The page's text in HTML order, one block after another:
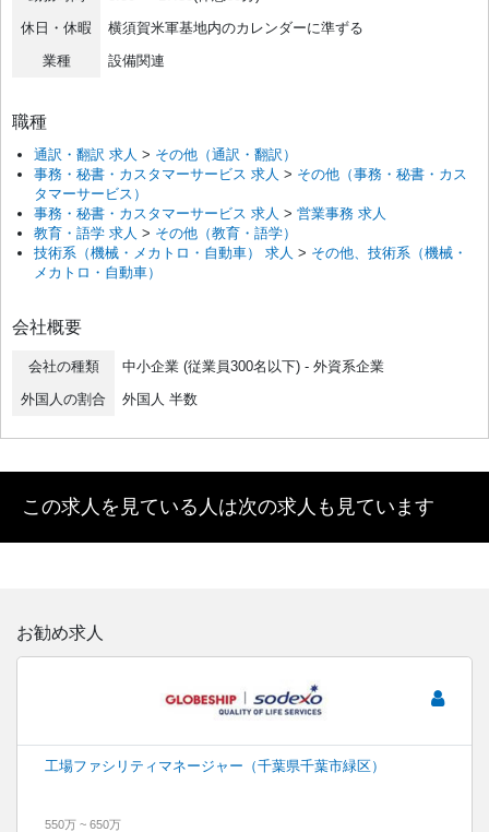
休日・休暇
横須賀米軍基地内のカレンダーに準ずる
業種
設備関連
職種
通訳・翻訳 求人 > その他（通訳・翻訳）
事務・秘書・カスタマーサービス 求人 > その他（事務・秘書・カス
タマーサービス）
事務・秘書・カスタマーサービス 求人 > 営業事務 求人
教育・語学 求人 > その他（教育・語学）
技術系（機械・メカトロ・自動車） 求人 > その他、技術系（機械・
メカトロ・自動車）
会社概要
会社の種類
中小企業 (従業員300名以下) - 外資系企業
外国人の割合
外国人 半数
この求人を見ている人は次の求人も見ています
お勧め求人
工場ファシリティマネージャー（千葉県千葉市緑区）
550万 ~ 650万